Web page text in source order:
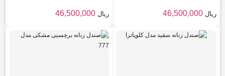
46,500,000 ریال 46,500,000 ریال